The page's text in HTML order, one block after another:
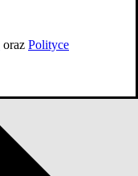
oraz Polityce